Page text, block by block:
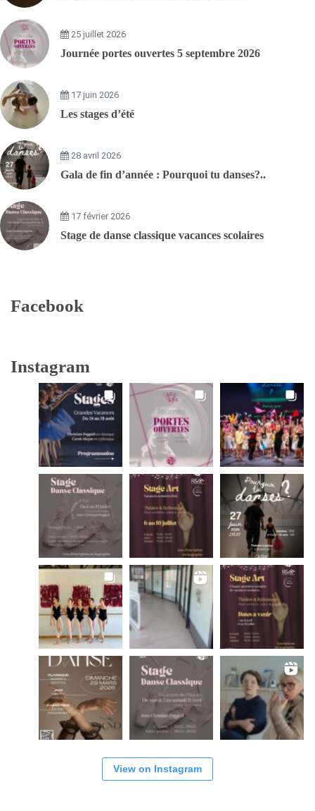
25 juillet 2026
Journée portes ouvertes 5 septembre 2026
17 juin 2026
Les stages d’été
28 avril 2026
Gala de fin d’année : Pourquoi tu danses?..
17 février 2026
Stage de danse classique vacances scolaires
Facebook
Instagram
View on Instagram